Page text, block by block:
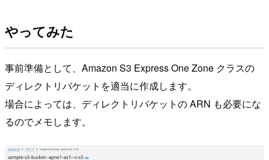
やってみた
事前準備として、Amazon S3 Express One Zone クラスの
ディレクトリバケットを適当に作成します。
場合によっては、ディレクトリバケットの ARN も必要にな
るのでメモします。